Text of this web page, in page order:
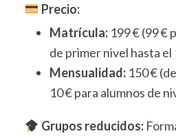
Precio:
Matrícula: 199 € (99 €
de primer nivel hasta el
Mensualidad: 150 €
10 € para alumnos de
Grupos reducidos: